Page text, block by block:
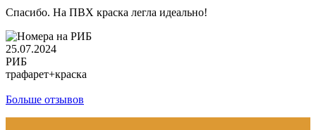
Спасибо. На ПВХ краска легла идеально!
25.07.2024
РИБ
трафарет+краска
Больше отзывов